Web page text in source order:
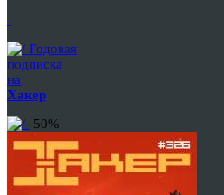
Годовая
подписка
на
Хакер
-50%